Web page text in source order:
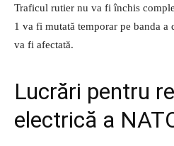
Traficul rutier nu va fi închis
1 va fi mutată temporar pe banda
va fi afectată.
Lucrări pentru
electrică a